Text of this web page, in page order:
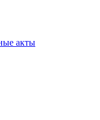
акты